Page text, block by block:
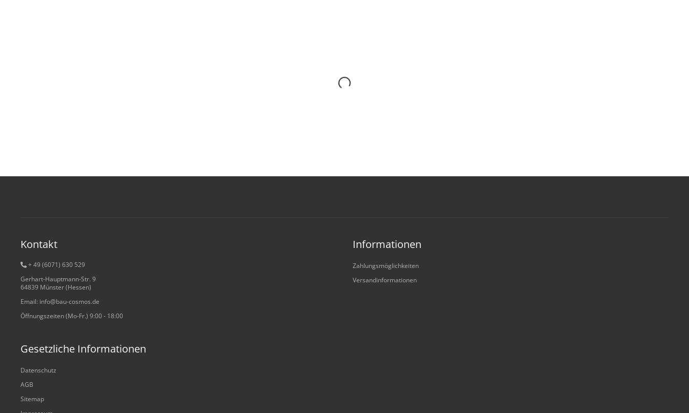
Kontakt
+ 49 (6071) 630 529
Gerhart-Hauptmann-Str. 9
64839 Münster (Hessen)
Email: info@bau-cosmos.de
Öffnungszeiten (Mo-Fr.) 9:00 - 18:00
Informationen
Zahlungsmöglichkeiten
Versandinformationen
Gesetzliche Informationen
Datenschutz
AGB
Sitemap